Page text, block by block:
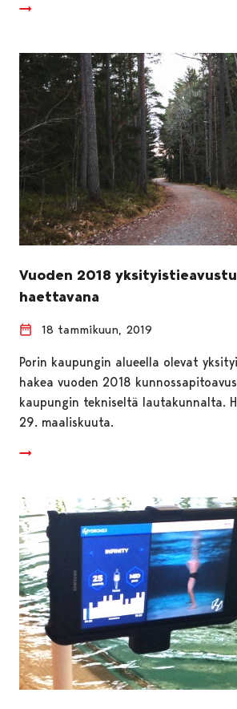
Vuoden 2018
haettavana
18 tammikuun, 2019
Porin kaupungin alueella olevat
hakea vuoden 2018
kaupungin tekniseltä lautakunnalta.
29. maaliskuuta.